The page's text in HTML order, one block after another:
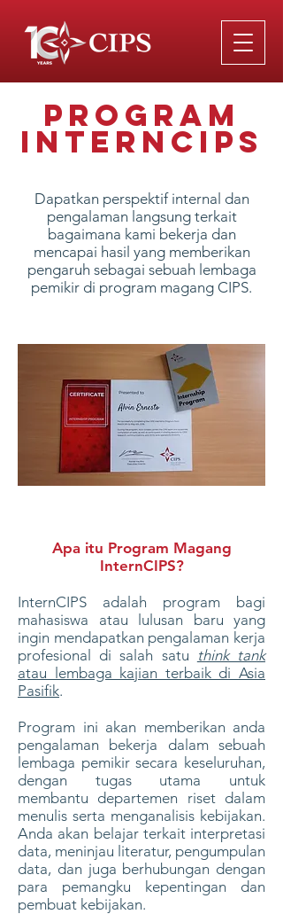
Program
interncips
Dapatkan perspektif internal dan
pengalaman langsung terkait
bagaimana kami bekerja dan
mencapai hasil yang memberikan
pengaruh sebagai sebuah lembaga
pemikir di program magang CIPS.
Apa itu Program Magang
InternCIPS?
InternCIPS adalah program bagi
mahasiswa atau lulusan baru yang
ingin mendapatkan pengalaman kerja
profesional di salah satu think tank
atau lembaga kajian terbaik di Asia
Pasifik.
Program ini akan memberikan anda
pengalaman bekerja dalam sebuah
lembaga pemikir secara keseluruhan,
dengan tugas utama untuk
membantu departemen riset dalam
menulis serta menganalisis kebijakan.
Anda akan belajar terkait interpretasi
data, meninjau literatur, pengumpulan
data, dan juga berhubungan dengan
para pemangku kepentingan dan
pembuat kebijakan.